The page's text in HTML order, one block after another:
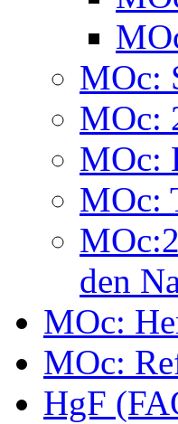
MOc:
MOc:
MOc:
MOc:
den
MOc:
MOc:
HgF